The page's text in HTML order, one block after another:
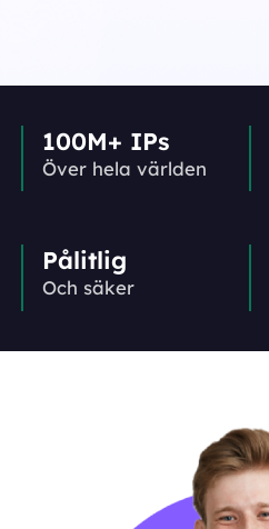
100M+ IPs
Över hela världen
Pålitlig
Och säker